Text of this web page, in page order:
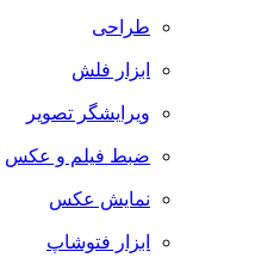
طراحی
ابزار فلش
ویرایشگر تصویر
ضبط فيلم و عكس
نمایش عکس
ابزار فتوشاپ